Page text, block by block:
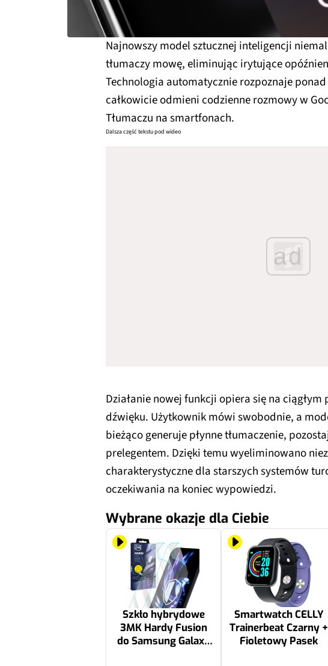
Najnowszy model sztucznej inteligencji
tłumaczy mowę, eliminując irytujące
Technologia automatycznie rozpoznaje
całkowicie odmieni codzienne rozmowy w
Tłumaczu na smartfonach.
Dalsza część tekstu pod wideo
ad
Działanie nowej funkcji opiera się na
dźwięku. Użytkownik mówi swobodnie, a
bieżąco generuje płynne tłumaczenie,
prelegentem. Dzięki temu wyeliminowano
charakterystyczne dla starszych systemów
oczekiwania na koniec wypowiedzi.
Wybrane okazje dla Ciebie
Szkło hybrydowe
3MK Hardy Fusion
do Samsung Galaxy
Smartwatch CELLY
Trainerbeat Czarny +
Fioletowy Pasek